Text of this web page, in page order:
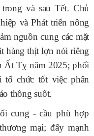
và sau Tết. Chủ
và Phát triển nông
nguồn cung các mặt
hàng thịt lợn nói riêng
Ất Tỵ năm 2025; phối
chức tốt việc phân
thông suốt.
cung - cầu phù hợp
mại; đẩy mạnh